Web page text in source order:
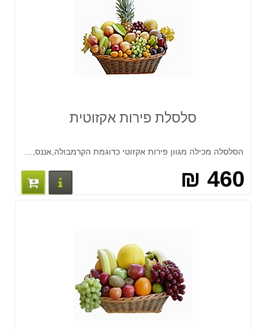
סלסלת פירות אקזוטית
460 ₪ פרטים